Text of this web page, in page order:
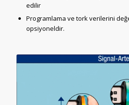
edilir
Programlama ve tork verilerini
opsiyoneldir.